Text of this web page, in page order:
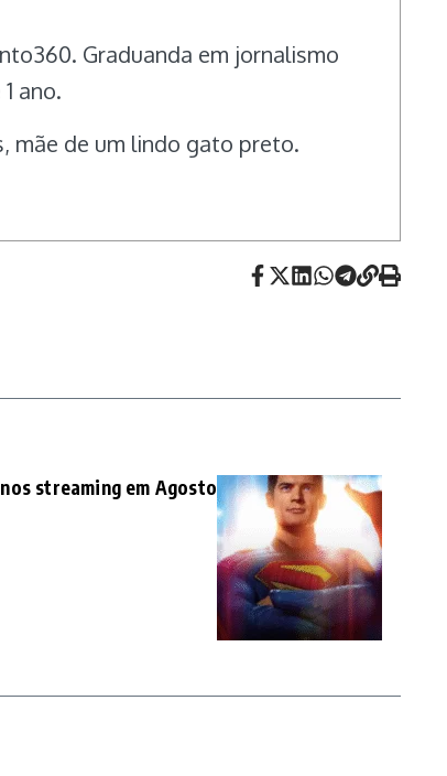
Graduanda em jornalismo
ano.
mãe de um lindo gato preto.
streaming em Agosto